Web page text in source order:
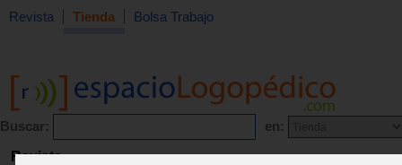
Revista Tienda Bolsa Trabajo
Buscar: en:
Revista